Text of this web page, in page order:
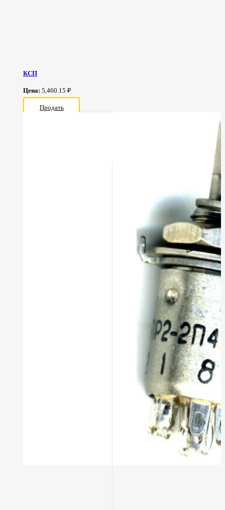
КСП
Цена:5,460.15 ₽
Продать